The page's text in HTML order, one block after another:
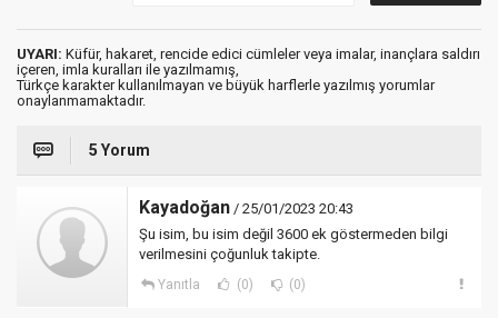
UYARI: Küfür, hakaret, rencide edici cümleler veya imalar, inançlara saldırı
içeren, imla kuralları ile yazılmamış,
Türkçe karakter kullanılmayan ve büyük harflerle yazılmış yorumlar
onaylanmamaktadır.
5 Yorum
Kayadoğan / 25/01/2023 20:43
Şu isim, bu isim değil 3600 ek göstermeden bilgi
verilmesini çoğunluk takipte.
Yanıtla (0) (0)